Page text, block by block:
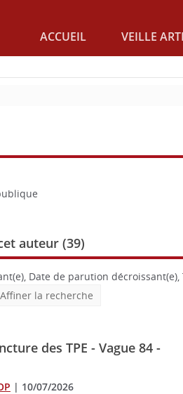
ACCUEIL VEILLE
auteur (39)
Date de parution décroissant(e),
Affiner la recherche
des TPE - Vague 84 -
| 10/07/2026